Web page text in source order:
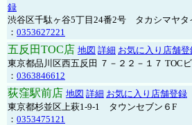
録
渋谷区千駄ヶ谷5丁目24番2号 タカシマヤタ
： 0353627221
五反田TOC店 地図 詳細 お気に入り店舗登
東京都品川区西五反田 ７－２２－１７ TOC
： 0363846612
荻窪駅前店 地図 詳細 お気に入り店舗登録
東京都杉並区上萩1-9-1 タウンセブン６F
： 0353475121